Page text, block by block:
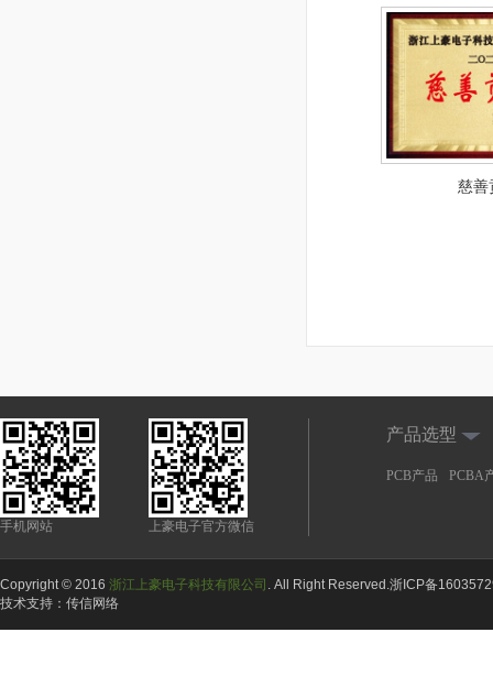
慈善
手机网站 上豪电子官方微信
产品选型
PCB产品 PCBA
Copyright © 2016 浙江上豪电子科技有限公司 . All Right Reserved.浙ICP备
技术支持： 传信网络